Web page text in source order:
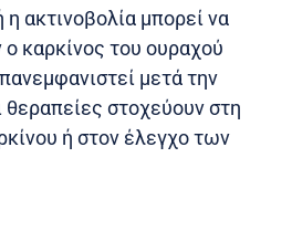
ακτινοβολία μπορεί να
ο καρκίνος του ουραχού
μετά την
στοχεύουν στη
ή στον έλεγχο των